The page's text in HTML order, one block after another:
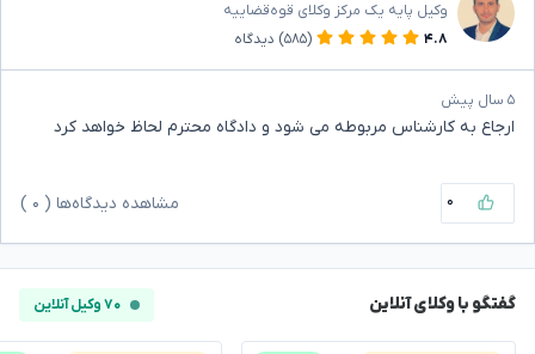
وکیل پایه یک مرکز وکلای قوه‌قضاییه
۴.۸
(۵۸۵) دیدگاه
۵ سال پیش
ارجاع به کارشناس مربوطه می شود و دادگاه محترم لحاظ خواهد کرد
۰ مشاهده دیدگاه‌ها ( ۰
گفتگو با وکلای آنلاین ۷۰ وکیل آنلاین